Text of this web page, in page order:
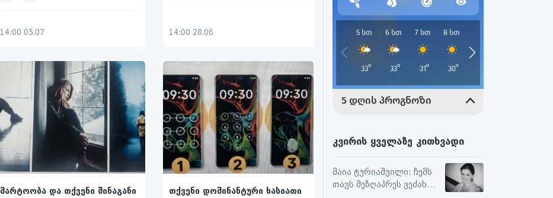
14:00 05.07 14:00 28.06
მარტოობა და თქვენი შინაგანი
თქვენი დომინანტური ხასიათი
კვირის ყველაზე კითხვადი
მაია ტურიაშვილი: ჩემს
თავს მეზღაპრეს ვეძახი,